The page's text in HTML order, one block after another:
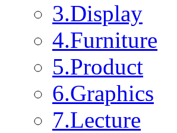
3.Display
4.Furniture
5.Product
6.Graphics
7.Lecture